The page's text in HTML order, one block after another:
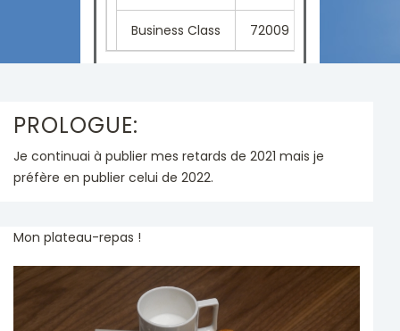
Business Class 72009
PROLOGUE:
Je continuai à publier mes retards de 2021 mais je
préfère en publier celui de 2022.
Mon plateau-repas !